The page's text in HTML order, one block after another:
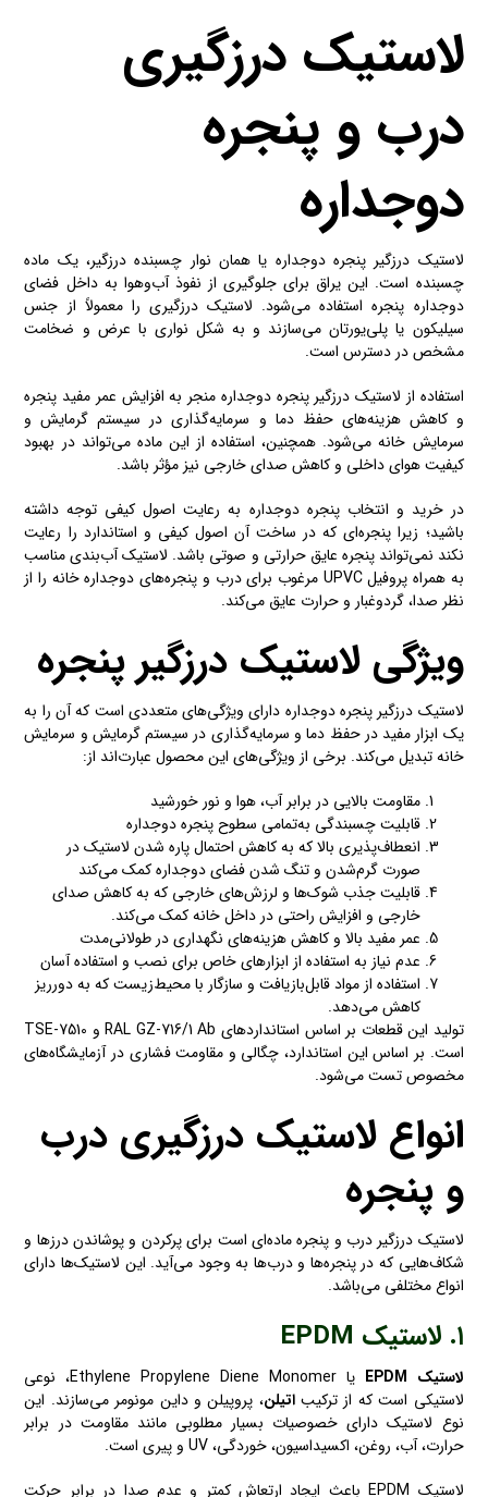
لاستیک درزگیری
درب و پنجره
دوجداره
لاستیک درزگیر پنجره دوجداره یا همان نوار چسبنده درزگیر، یک ماده
چسبنده است. این یراق برای جلوگیری از نفوذ آب‌وهوا به داخل فضای
دوجداره پنجره استفاده می‌شود. لاستیک درزگیری را معمولاً از جنس
سیلیکون یا پلی‌یورتان می‌سازند و به شکل نواری با عرض و ضخامت
مشخص در دسترس است.
استفاده از لاستیک درزگیر پنجره دوجداره منجر به افزایش عمر مفید پنجره
و کاهش هزینه‌های حفظ دما و سرمایه‌گذاری در سیستم گرمایش و
سرمایش خانه می‌شود. همچنین، استفاده از این ماده می‌تواند در بهبود
کیفیت هوای داخلی و کاهش صدای خارجی نیز مؤثر باشد.
در خرید و انتخاب پنجره دوجداره به رعایت اصول کیفی توجه داشته
باشید؛ زیرا پنجره‌ای که در ساخت آن اصول کیفی و استاندارد را رعایت
نکند نمی‌تواند پنجره عایق حرارتی و صوتی باشد. لاستیک آب‌بندی مناسب
به همراه پروفیل UPVC مرغوب برای درب و پنجره‌های دوجداره خانه را از
نظر صدا، گردوغبار و حرارت عایق می‌کند.
ویژگی لاستیک درزگیر پنجره
لاستیک درزگیر پنجره دوجداره دارای ویژگی‌های متعددی است که آن را به
یک ابزار مفید در حفظ دما و سرمایه‌گذاری در سیستم گرمایش و سرمایش
خانه تبدیل می‌کند. برخی از ویژگی‌های این محصول عبارت‌اند از:
مقاومت بالایی در برابر آب، هوا و نور خورشید
قابلیت چسبندگی به‌تمامی سطوح پنجره دوجداره
انعطاف‌پذیری بالا که به کاهش احتمال پاره شدن لاستیک در
صورت گرم‌شدن و تنگ شدن فضای دوجداره کمک می‌کند
قابلیت جذب شوک‌ها و لرزش‌های خارجی که به کاهش صدای
خارجی و افزایش راحتی در داخل خانه کمک می‌کند.
عمر مفید بالا و کاهش هزینه‌های نگهداری در طولانی‌مدت
عدم نیاز به استفاده از ابزارهای خاص برای نصب و استفاده آسان
استفاده از مواد قابل‌بازیافت و سازگار با محیط‌زیست که به دورریز
کاهش می‌دهد.
تولید این قطعات بر اساس استانداردهای RAL GZ-716/1 Ab و TSE-7510
است. بر اساس این استاندارد، چگالی و مقاومت فشاری در آزمایشگاه‌های
مخصوص تست می‌شود.
انواع لاستیک درزگیری درب
و پنجره
لاستیک درزگیر درب و پنجره ماده‌ای است برای پرکردن و پوشاندن درزها و
شکاف‌هایی که در پنجره‌ها و درب‌ها به وجود می‌آید. این لاستیک‌ها دارای
انواع مختلفی می‌باشد.
۱. لاستیک EPDM
لاستیک EPDM
یا Ethylene Propylene Diene Monomer، نوعی
لاستیکی است که از ترکیباتیلن، پروپیلن و داین مونومر می‌سازند. این
نوع لاستیک دارای خصوصیات بسیار مطلوبی مانند مقاومت در برابر
حرارت، آب، روغن، اکسیداسیون، خوردگی، UV و پیری است.
لاستیک EPDM باعث ایجاد ارتعاش کمتر و عدم صدا در برابر حرکت